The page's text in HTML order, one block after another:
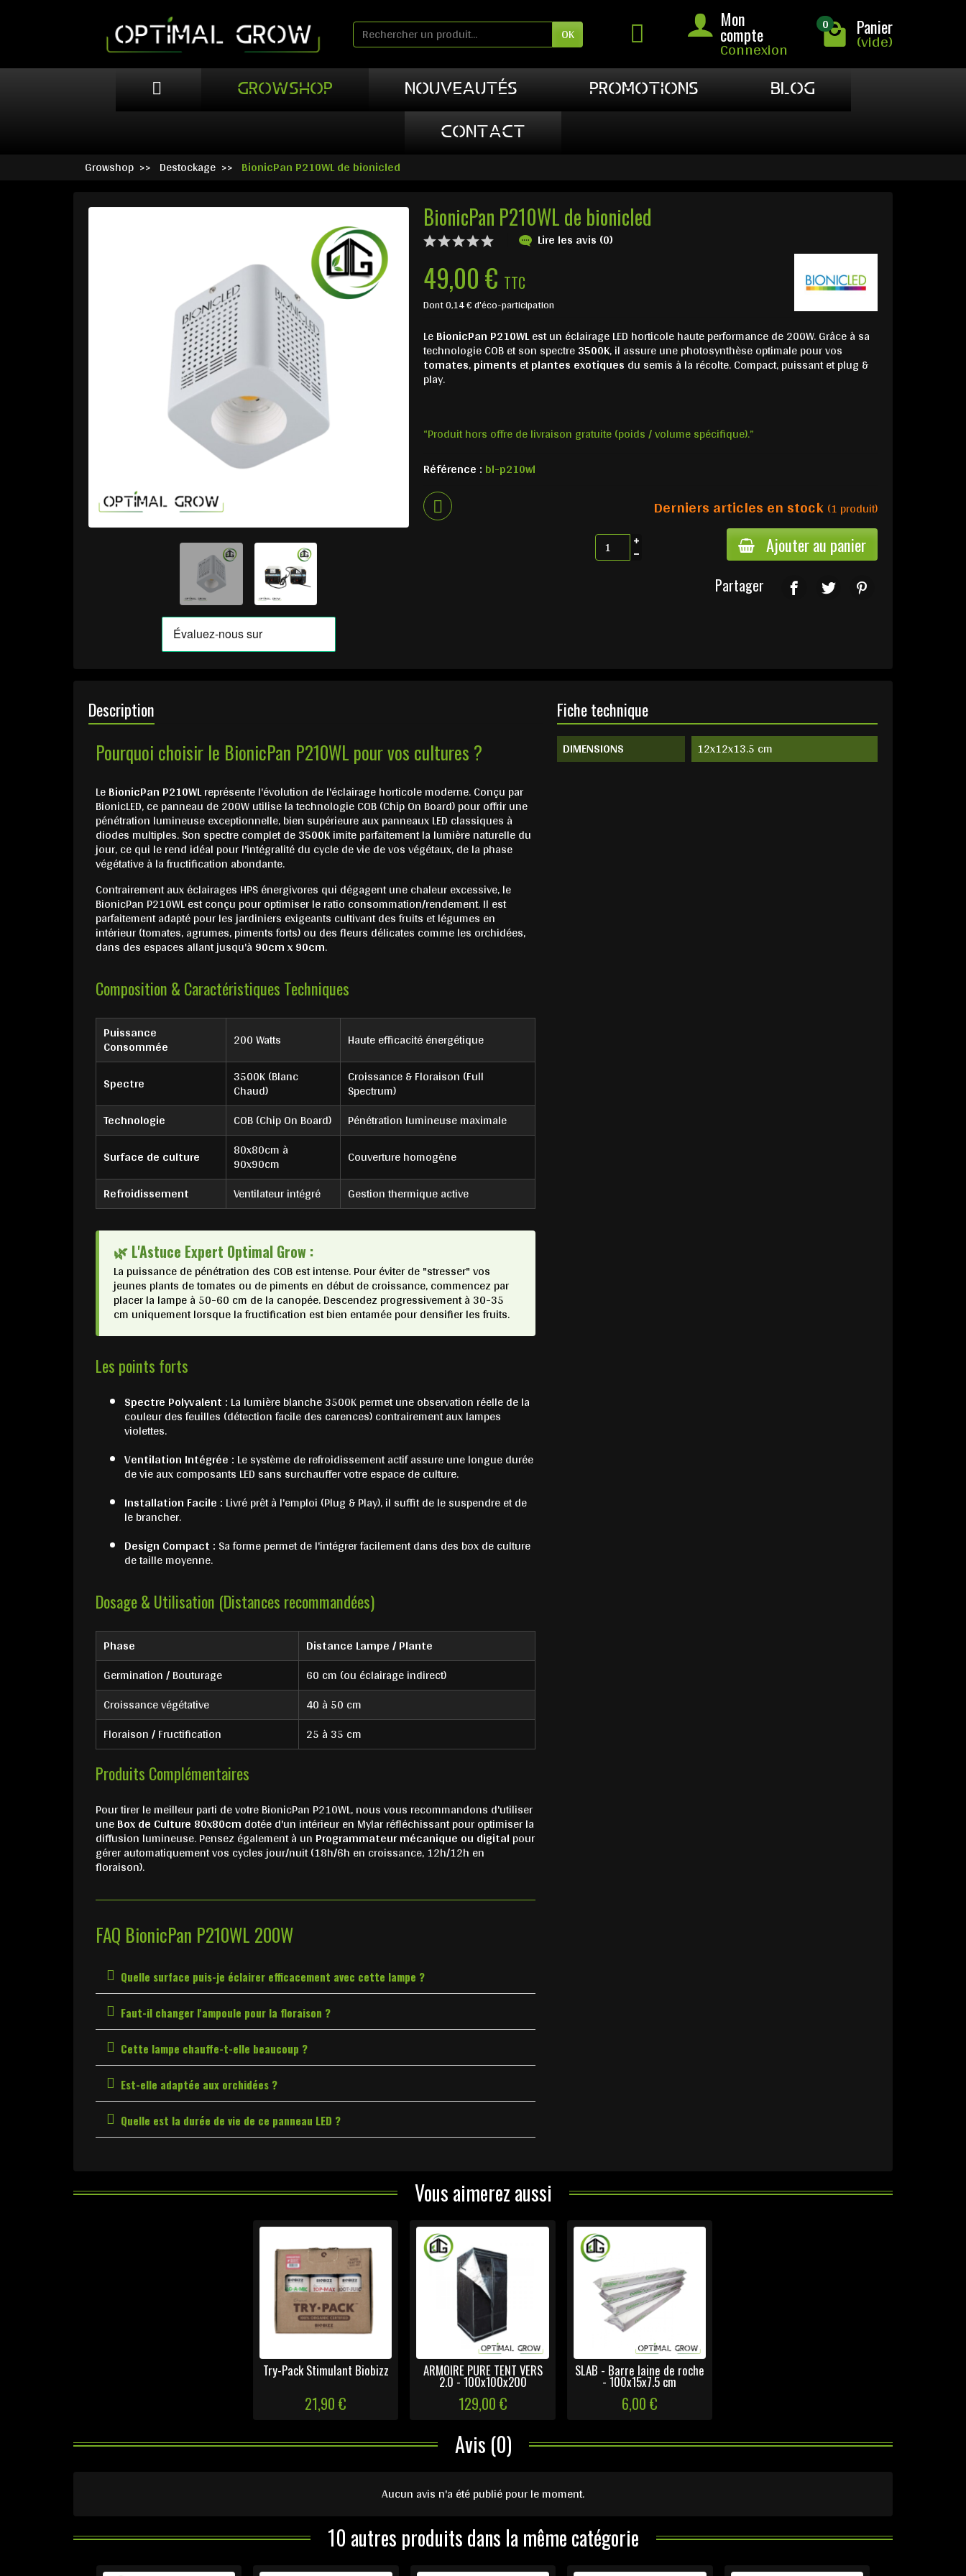
OK
Mon
compte
Connexion
0 Panier
(vide)
GROWSHOP NOUVEAUTÉS PROMOTIONS BLOG
CONTACT
Growshop Destockage BionicPan P210WL de bionicled
BionicPan P210WL de bionicled
Lire les avis (0)
49,00 € TTC
Dont 0,14 € d'éco-participation
LeBionicPan P210WLest un éclairage LED horticole haute performance de 200W. Grâce à sa
technologie COB et son spectre3500K, il assure une photosynthèse optimale pour vos
tomates,piments etplantes exotiques du semis à la récolte. Compact, puissant et plug &
play.
“Produit hors offre de livraison gratuite (poids / volume spécifique).”
Référence : bl-p210wl
Derniers articles en stock (1 produit)
Ajouter au panier
Partager
Description
Pourquoi choisir le BionicPan P210WL pour vos cultures ?
LeBionicPan P210WLreprésente l'évolution de l'éclairage horticole moderne. Conçu par
BionicLED, ce panneau de 200W utilise la technologie COB (Chip On Board) pour offrir une
pénétration lumineuse exceptionnelle, bien supérieure aux panneaux LED classiques à
diodes multiples. Son spectre complet de3500Kimite parfaitement la lumière naturelle du
jour, ce qui le rend idéal pour l'intégralité du cycle de vie de vos végétaux, de la phase
végétative à la fructification abondante.
Contrairement aux éclairages HPS énergivores qui dégagent une chaleur excessive, le
BionicPan P210WL est conçu pour optimiser le ratio consommation/rendement. Il est
parfaitement adapté pour les jardiniers exigeants cultivant des fruits et légumes en
intérieur (tomates, agrumes, piments forts) ou des fleurs délicates comme les orchidées,
dans des espaces allant jusqu'à 90cm x 90cm.
Composition & Caractéristiques Techniques
Puissance
Consommée 200 Watts Haute efficacité énergétique
Spectre 3500K (Blanc
Chaud)
Croissance & Floraison (Full
Spectrum)
Technologie
COB (Chip On Board)
Pénétration lumineuse maximale
Surface de culture
80x80cm à
90x90cm
Couverture homogène
Refroidissement
Ventilateur intégré Gestion thermique active
🌿 L'Astuce Expert Optimal Grow :
La puissance de pénétration des COB est intense. Pour éviter de "stresser" vos
jeunes plants de tomates ou de piments en début de croissance, commencez par
placer la lampe à 50-60 cm de la canopée. Descendez progressivement à 30-35
cm uniquement lorsque la fructification est bien entamée pour densifier les fruits.
Les points forts
Spectre Polyvalent : La lumière blanche 3500K permet une observation réelle de la
couleur des feuilles (détection facile des carences) contrairement aux lampes
violettes.
Ventilation Intégrée : Le système de refroidissement actif assure une longue durée
de vie aux composants LED sans surchauffer votre espace de culture.
Installation Facile : Livré prêt à l'emploi (Plug & Play), il suffit de le suspendre et de
le brancher.
Design Compact : Sa forme permet de l'intégrer facilement dans des box de culture
de taille moyenne.
Dosage & Utilisation (Distances recommandées)
Phase
Distance Lampe / Plante
Germination / Bouturage
60 cm (ou éclairage indirect)
Croissance végétative
40 à 50 cm
Floraison / Fructification
25 à 35 cm
Produits Complémentaires
Pour tirer le meilleur parti de votre BionicPan P210WL, nous vous recommandons d'utiliser
uneBox de Culture 80x80cm dotée d'un intérieur en Mylar réfléchissant pour optimiser la
diffusion lumineuse. Pensez également à un Programmateur mécanique ou digital pour
gérer automatiquement vos cycles jour/nuit (18h/6h en croissance, 12h/12h en
floraison).
FAQ BionicPan P210WL 200W
Quelle surface puis-je éclairer efficacement avec cette lampe ?
Faut-il changer l'ampoule pour la floraison ?
Cette lampe chauffe-t-elle beaucoup ?
Est-elle adaptée aux orchidées ?
Quelle est la durée de vie de ce panneau LED ?
Fiche technique
DIMENSIONS 12x12x13.5 cm
Vous aimerez aussi
Try-Pack Stimulant Biobizz
21,90 €
ARMOIRE PURE TENT VERS
2.0 - 100x100x200
129,00 €
SLAB - Barre laine de roche
- 100x15x7.5 cm
6,00 €
Avis (0)
Aucun avis n'a été publié pour le moment.
10 autres produits dans la même catégorie